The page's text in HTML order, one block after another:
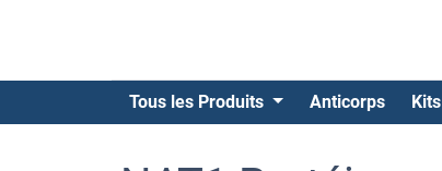
Tous les Produits Anticorps